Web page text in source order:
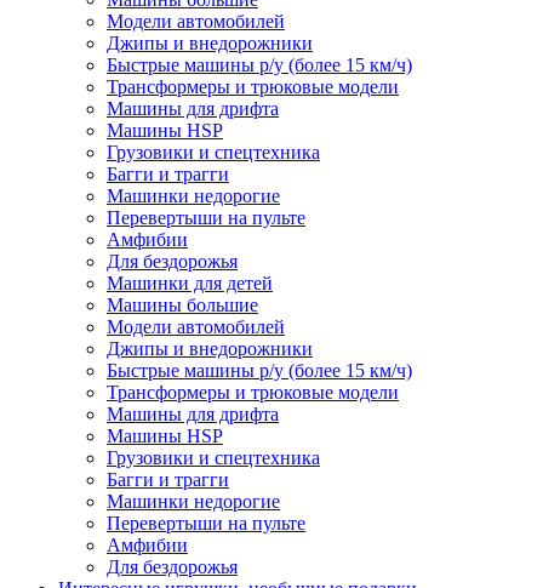
Модели автомобилей
Джипы и внедорожники
Быстрые машины р/у (более 15 км/ч)
Трансформеры и трюковые модели
Машины для дрифта
Машины HSP
Грузовики и спецтехника
Багги и трагги
Машинки недорогие
Перевертыши на пульте
Амфибии
Для бездорожья
Машинки для детей
Машины большие
Модели автомобилей
Джипы и внедорожники
Быстрые машины р/у (более 15 км/ч)
Трансформеры и трюковые модели
Машины для дрифта
Машины HSP
Грузовики и спецтехника
Багги и трагги
Машинки недорогие
Перевертыши на пульте
Амфибии
Для бездорожья